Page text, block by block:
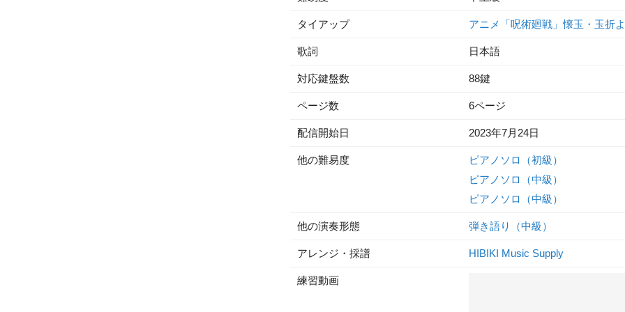
タイアップ アニメ「呪術廻戦」懐玉・玉折
歌詞 日本語
対応鍵盤数 88鍵
ページ数 6ページ
配信開始日 2023年7月24日
他の難易度
ピアノソロ（初級）
ピアノソロ（中級）
ピアノソロ（中級）
他の演奏形態 弾き語り（中級）
アレンジ・採譜 HIBIKI Music Supply
練習動画